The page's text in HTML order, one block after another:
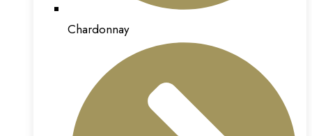
Chardonnay